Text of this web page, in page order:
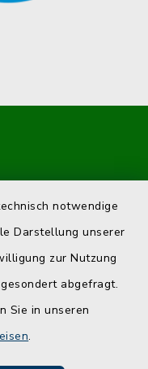
notwendige
Darstellung unserer
zur Nutzung
abgefragt.
Sie in unseren
.